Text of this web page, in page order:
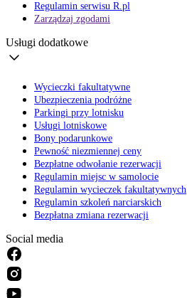
Regulamin serwisu R.pl
Zarządzaj zgodami
Usługi dodatkowe
Wycieczki fakultatywne
Ubezpieczenia podróżne
Parkingi przy lotnisku
Usługi lotniskowe
Bony podarunkowe
Pewność niezmiennej ceny
Bezpłatne odwołanie rezerwacji
Regulamin miejsc w samolocie
Regulamin wycieczek fakultatywnych
Regulamin szkoleń narciarskich
Bezpłatna zmiana rezerwacji
Social media